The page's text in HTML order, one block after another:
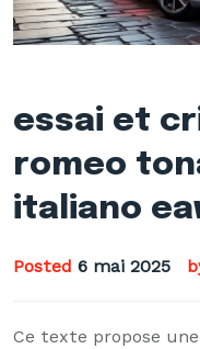
essai et
romeo
italiano
Posted 6 mai 2025
Ce texte propose